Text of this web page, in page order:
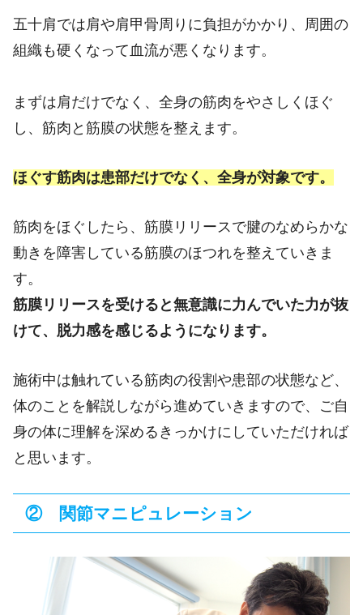
五十肩では肩や肩甲骨周りに負担がかかり、周囲の
組織も硬くなって血流が悪くなります。
まずは肩だけでなく、全身の筋肉をやさしくほぐ
し、筋肉と筋膜の状態を整えます。
ほぐす筋肉は患部だけでなく、全身が対象です。
筋肉をほぐしたら、筋膜リリースで腱のなめらかな
動きを障害している筋膜のほつれを整えていきま
す。
筋膜リリースを受けると無意識に力んでいた力が抜
けて、脱力感を感じるようになります。
施術中は触れている筋肉の役割や患部の状態など、
体のことを解説しながら進めていきますので、ご自
身の体に理解を深めるきっかけにしていただければ
と思います。
② 関節マニピュレーション